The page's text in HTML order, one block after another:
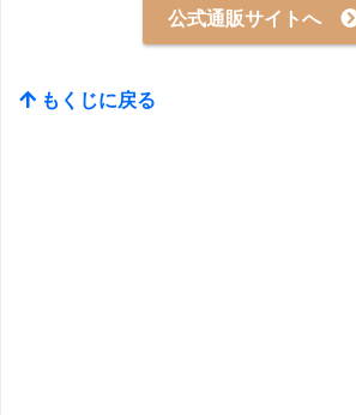
公式通販サイトへ
もくじに戻る